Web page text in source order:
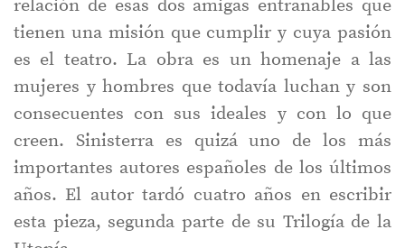
relación de esas dos amigas entrañables que
tienen una misión que cumplir y cuya pasión
es el teatro. La obra es un homenaje a las
mujeres y hombres que todavía luchan y son
consecuentes con sus ideales y con lo que
creen. Sinisterra es quizá uno de los más
importantes autores españoles de los últimos
años. El autor tardó cuatro años en escribir
esta pieza, segunda parte de su Trilogía de la